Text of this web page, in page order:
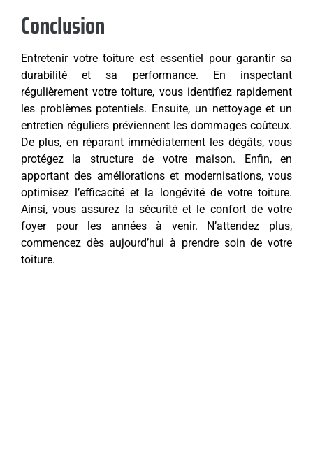
Conclusion
Entretenir votre toiture est essentiel pour garantir sa
durabilité et sa performance. En inspectant
régulièrement votre toiture, vous identifiez rapidement
les problèmes potentiels. Ensuite, un nettoyage et un
entretien réguliers préviennent les dommages coûteux.
De plus, en réparant immédiatement les dégâts, vous
protégez la structure de votre maison. Enfin, en
apportant des améliorations et modernisations, vous
optimisez l’efficacité et la longévité de votre toiture.
Ainsi, vous assurez la sécurité et le confort de votre
foyer pour les années à venir. N’attendez plus,
commencez dès aujourd’hui à prendre soin de votre
toiture.